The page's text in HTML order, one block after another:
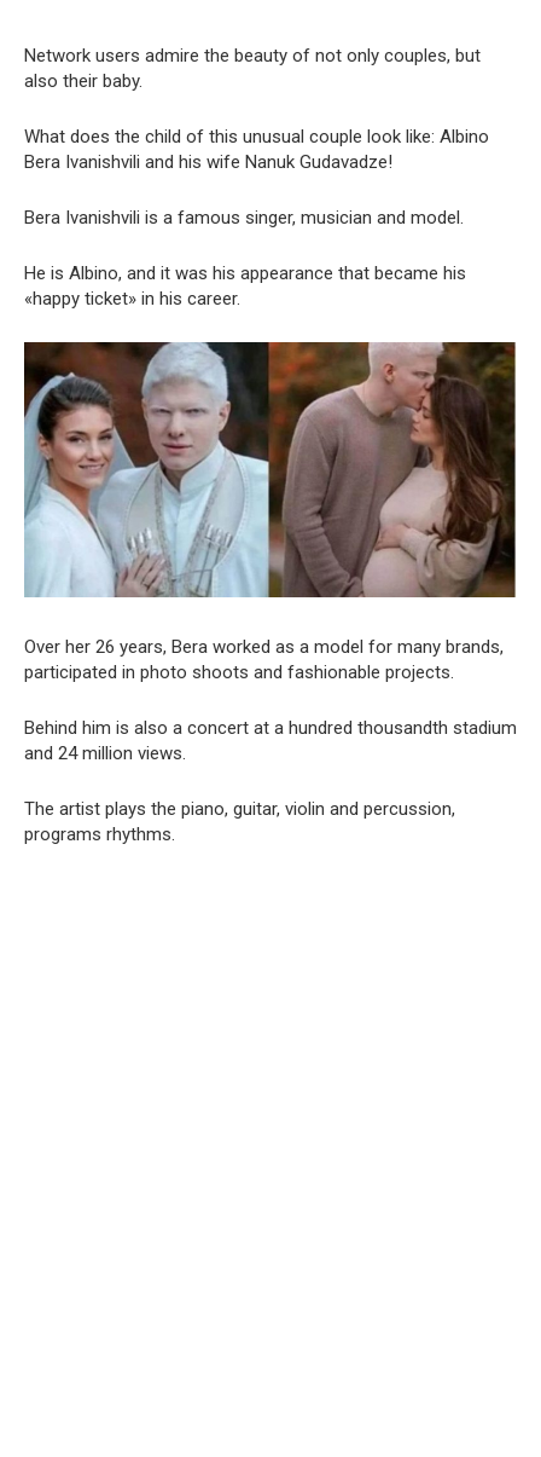
Network users admire the beauty of not only couples, but
also their baby.
What does the child of this unusual couple look like: Albino
Bera Ivanishvili and his wife Nanuk Gudavadze!
Bera Ivanishvili is a famous singer, musician and model.
He is Albino, and it was his appearance that became his
«happy ticket» in his career.
Over her 26 years, Bera worked as a model for many brands,
participated in photo shoots and fashionable projects.
Behind him is also a concert at a hundred thousandth stadium
and 24 million views.
The artist plays the piano, guitar, violin and percussion,
programs rhythms.